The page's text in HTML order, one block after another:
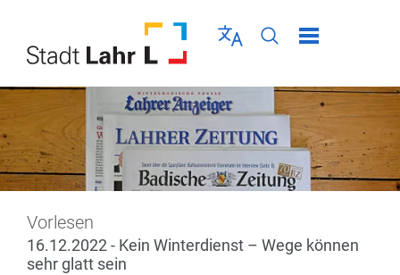
Sprache wählen
Seiten-Suche
Menü schließen
Vorlesen
16.12.2022 - Kein Winterdienst – Wege können
sehr glatt sein